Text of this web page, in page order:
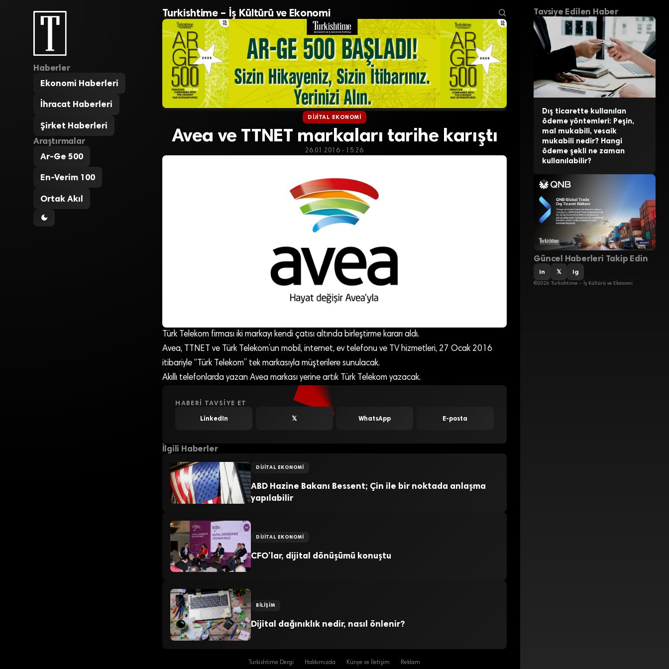
Haberler
Ekonomi Haberleri
İhracat Haberleri
Şirket Haberleri
Araştırmalar
Ar-Ge 500
En-Verim 100
Ortak Akıl
Turkishtime – İş Kültürü ve Ekonomi
DIJITAL EKONOMI
Avea ve TTNET markaları tarihe karıştı
26.01.2016 - 15:26
Türk Telekom firması iki markayı kendi çatısı altında birleştirme kararı aldı.
Avea, TTNET ve Türk Telekom’un mobil, internet, ev telefonu ve TV hizmetleri, 27 Ocak 2016
itibariyle “Türk Telekom” tek markasıyla müşterilere sunulacak.
Akıllı telefonlarda yazan Avea markası yerine artık Türk Telekom yazacak.
HABERI TAVSIYE ET
LinkedIn 𝕏 WhatsApp E-posta
İlgili Haberler
DIJITAL EKONOMI
ABD Hazine Bakanı Bessent; Çin ile bir noktada anlaşma
yapılabilir
DIJITAL EKONOMI
CFO’lar, dijital dönüşümü konuştu
BILIŞIM
Dijital dağınıklık nedir, nasıl önlenir?
Turkishtime Dergi Hakkımızda Künye ve İletişim Reklam
Tavsiye Edilen Haber
Dış ticarette kullanılan
ödeme yöntemleri: Peşin,
mal mukabili, vesaik
mukabili nedir? Hangi
ödeme şekli ne zaman
kullanılabilir?
Güncel Haberleri Takip Edin
in 𝕏 ig
©2026 Turkishtime – İş Kültürü ve Ekonomi